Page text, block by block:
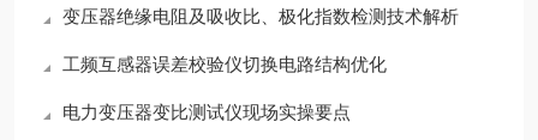
变压器绝缘电阻及吸收比、极化指数检测技术解析
工频互感器误差校验仪切换电路结构优化
电力变压器变比测试仪现场实操要点